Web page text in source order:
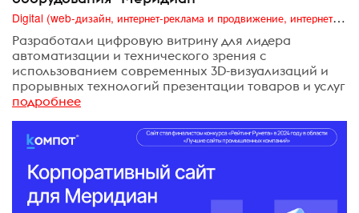
Digital (web-дизайн, интернет-реклама и продвижение, интернет-сообщества и блоги, интернет-коммуникации, мобильный маркетинг, реклама на цифровых экранах)
Разработали цифровую витрину для лидера
автоматизации и технического зрения с
использованием современных 3D-визуализаций и
прорывных технологий презентации товаров и услуг
подробнее